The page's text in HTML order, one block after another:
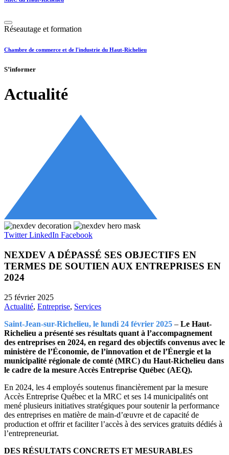
Réseautage et formation
Chambre de commerce et de l'industrie du Haut-Richelieu
S’informer
Actualité
Twitter LinkedIn Facebook
NEXDEV A DÉPASSÉ SES OBJECTIFS EN
TERMES DE SOUTIEN AUX ENTREPRISES EN
2024
25 février 2025
Actualité, Entreprise, Services
Saint-Jean-sur-Richelieu, le lundi 24 février 2025 – Le Haut-
Richelieu a présenté ses résultats quant à l’accompagnement
des entreprises en 2024, en regard des objectifs convenus avec le
ministère de l’Économie, de l’innovation et de l’Énergie et la
municipalité régionale de comté (MRC) du Haut-Richelieu dans
le cadre de la mesure Accès Entreprise Québec (AEQ).
En 2024, les 4 employés soutenus financièrement par la mesure
Accès Entreprise Québec et la MRC et ses 14 municipalités ont
mené plusieurs initiatives stratégiques pour soutenir la performance
des entreprises en matière de main-d’œuvre et de capacité de
production et offrir et faciliter l’accès à des services gratuits dédiés à
l’entrepreneuriat.
DES RÉSULTATS CONCRETS ET MESURABLES